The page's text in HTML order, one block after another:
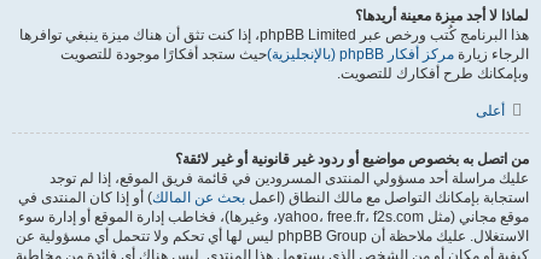
لماذا لا أجد ميزة معينة أريدها؟
هذا البرنامج كُتب ورخص عبر phpBB Limited، إذا كنت تثق أن هناك ميزة ينبغي توافرها
الرجاء زيارة مركز أفكار phpBB (بالإنجليزية)
حيث ستجد أفكارًا موجودة للتصويت
وبإمكانك طرح أفكارك للتصويت.
أعلى
من اتصل به بخصوص مواضيع أو ردود غير قانونية أو غير لائقة؟
عليك مراسلة أحد مسؤولي المنتدى المسرودين في قائمة فريق الموقع، إذا لم توجد
استجابة بإمكانك التواصل مع مالك النطاق (اعمل بحث عن المالك) أو إذا كان المنتدى في
موقع مجاني (مثل yahoo، free.fr، f2s.com، وغيرها)، فخاطب إدارة الموقع أو إدارة سوء
الاستغلال. عليك ملاحظة أن phpBB Group ليس لها أي تحكم ولا تتحمل أي مسؤولية عن
كيفية أو مكان أو من الشخص الذي يستعمل هذا المنتدى. ليس هناك أي فائدة من مخاطبة